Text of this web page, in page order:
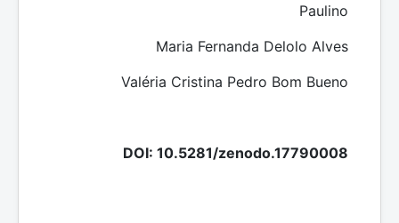
Paulino
Maria Fernanda Delolo Alves
Valéria Cristina Pedro Bom Bueno
DOI: 10.5281/zenodo.17790008